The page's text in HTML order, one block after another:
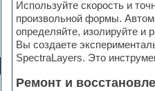
Используйте скорость и
произвольной формы.
определяйте, изолируйте и
Вы создаете
SpectraLayers. Это
Ремонт и